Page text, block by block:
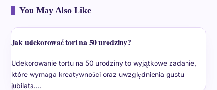
You May Also Like
Jak udekorować tort na 50 urodziny?
Udekorowanie tortu na 50 urodziny to wyjątkowe zadanie,
które wymaga kreatywności oraz uwzględnienia gustu
jubilata.…